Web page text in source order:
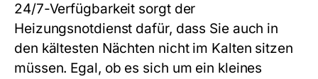
24/7-Verfügbarkeit sorgt der
Heizungsnotdienst dafür, dass Sie auch in
den kältesten Nächten nicht im Kalten sitzen
müssen. Egal, ob es sich um ein kleines